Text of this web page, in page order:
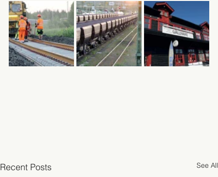
Recent Posts See All